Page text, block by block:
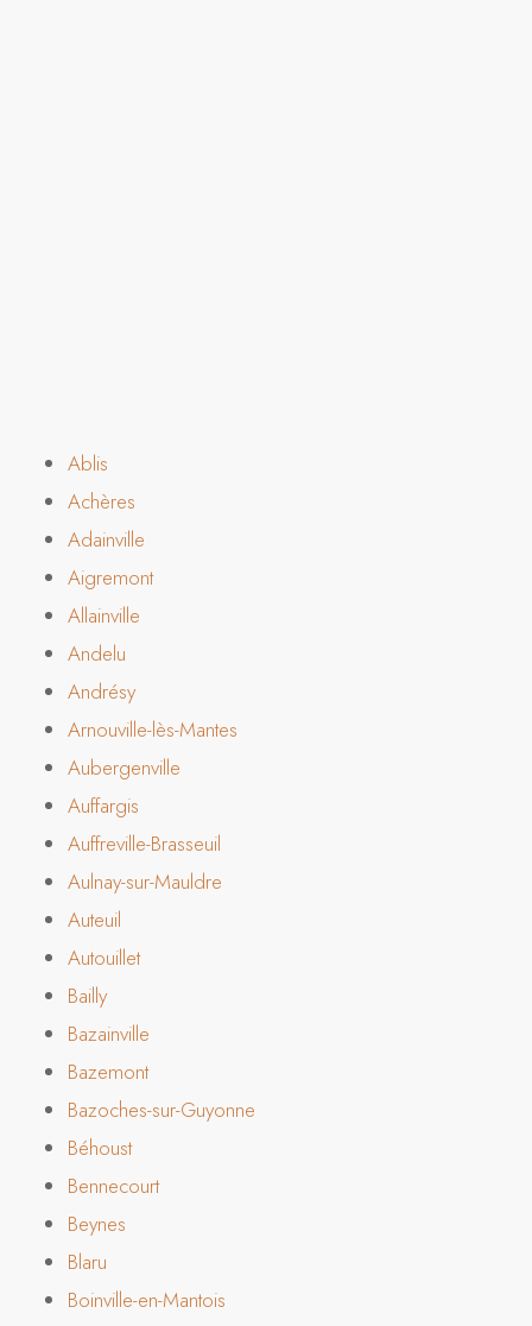
Ablis
Achères
Adainville
Aigremont
Allainville
Andelu
Andrésy
Arnouville-lès-Mantes
Aubergenville
Auffargis
Auffreville-Brasseuil
Aulnay-sur-Mauldre
Auteuil
Autouillet
Bailly
Bazainville
Bazemont
Bazoches-sur-Guyonne
Béhoust
Bennecourt
Beynes
Blaru
Boinville-en-Mantois